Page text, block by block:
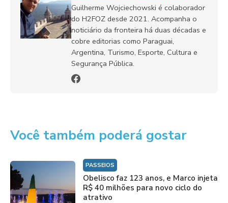
Guilherme Wojciechowski é colaborador
do H2FOZ desde 2021. Acompanha o
noticiário da fronteira há duas décadas e
cobre editorias como Paraguai,
Argentina, Turismo, Esporte, Cultura e
Segurança Pública.
Você também poderá gostar
PASSEIOS
Obelisco faz 123 anos, e Marco injeta
R$ 40 milhões para novo ciclo do
atrativo